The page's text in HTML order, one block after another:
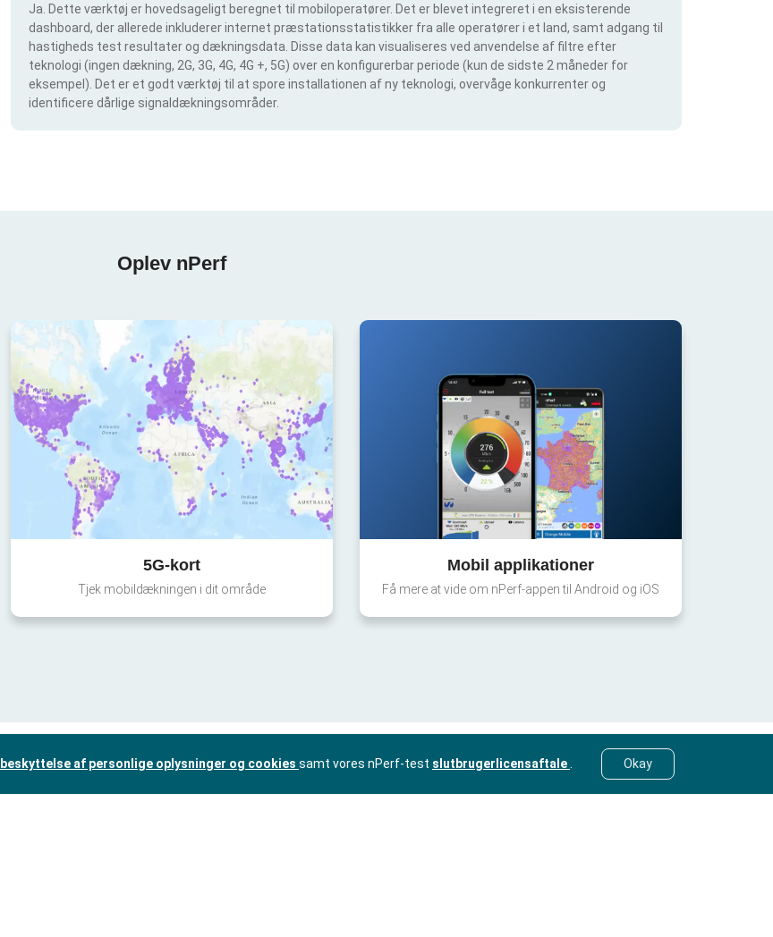
Ja. Dette værktøj er hovedsageligt beregnet til mobiloperatører. Det er blevet integreret i en eksisterende
dashboard, der allerede inkluderer internet præstationsstatistikker fra alle operatører i et land, samt adgang til
hastigheds test resultater og dækningsdata. Disse data kan visualiseres ved anvendelse af filtre efter
teknologi (ingen dækning, 2G, 3G, 4G, 4G +, 5G) over en konfigurerbar periode (kun de sidste 2 måneder for
eksempel). Det er et godt værktøj til at spore installationen af ny teknologi, overvåge konkurrenter og
identificere dårlige signaldækningsområder.
Oplev nPerf
5G-kort
Tjek mobildækningen i dit område
Mobil applikationer
Få mere at vide om nPerf-appen til Android og iOS
af personlige oplysninger og cookies samt vores nPerf-test slutbrugerlicensaftale Okay